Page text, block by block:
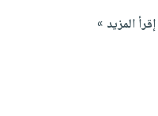
إقرأ المزيد »